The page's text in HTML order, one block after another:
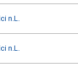
n.L.
n.L.